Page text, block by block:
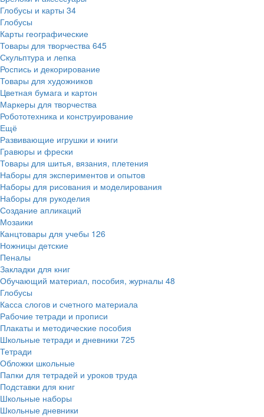
Глобусы и карты 34
Глобусы
Карты географические
Товары для творчества 645
Скульптура и лепка
Роспись и декорирование
Товары для художников
Цветная бумага и картон
Маркеры для творчества
Робототехника и конструирование
Ещё
Развивающие игрушки и книги
Гравюры и фрески
Товары для шитья, вязания, плетения
Наборы для экспериментов и опытов
Наборы для рисования и моделирования
Наборы для рукоделия
Создание апликаций
Мозаики
Канцтовары для учебы 126
Ножницы детские
Пеналы
Закладки для книг
Обучающий материал, пособия, журналы 48
Глобусы
Касса слогов и счетного материала
Рабочие тетради и прописи
Плакаты и методические пособия
Школьные тетради и дневники 725
Тетради
Обложки школьные
Папки для тетрадей и уроков труда
Подставки для книг
Школьные наборы
Школьные дневники